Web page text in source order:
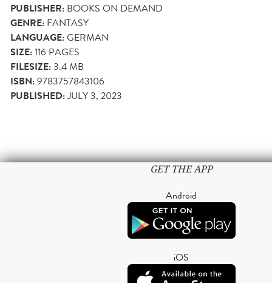
PUBLISHER: BOOKS ON DEMAND
GENRE: FANTASY
LANGUAGE:GERMAN
SIZE:116 PAGES
FILESIZE:3.4 MB
ISBN:9783757843106
PUBLISHED:JULY 3, 2023
GET THE APP
Android
iOS